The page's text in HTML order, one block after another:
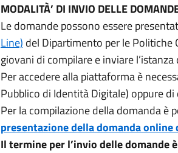
MODALITÀ’ DI INVIO DELLE
Le domande possono essere
Line) del Dipartimento per le Politiche
giovani di compilare e inviare
Per accedere alla piattaforma è
Pubblico di Identità Digitale) oppure
Per la compilazione della domanda è
presentazione della domanda online
Il termine per l’invio delle domande